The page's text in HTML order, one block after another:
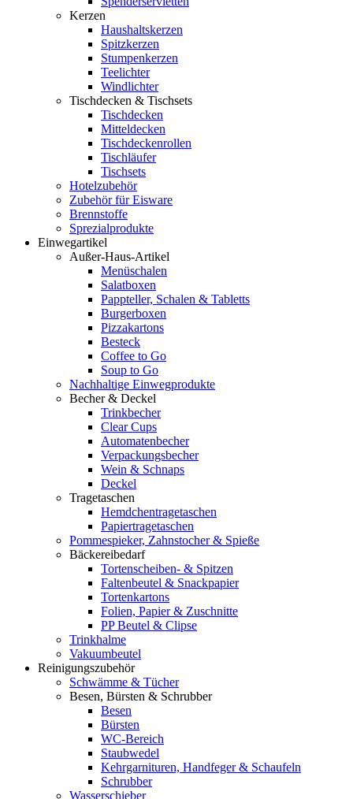
Kerzen
Haushaltskerzen
Spitzkerzen
Stumpenkerzen
Teelichter
Windlichter
Tischdecken & Tischsets
Tischdecken
Mitteldecken
Tischdeckenrollen
Tischläufer
Tischsets
Hotelzubehör
Zubehör für Eisware
Brennstoffe
Sprezialprodukte
Einwegartikel
Außer-Haus-Artikel
Menüschalen
Salatboxen
Pappteller, Schalen & Tabletts
Burgerboxen
Pizzakartons
Besteck
Coffee to Go
Soup to Go
Nachhaltige Einwegprodukte
Becher & Deckel
Trinkbecher
Clear Cups
Automatenbecher
Verpackungsbecher
Wein & Schnaps
Deckel
Tragetaschen
Hemdchentragetaschen
Papiertragetaschen
Pommespieker, Zahnstocher & Spieße
Bäckereibedarf
Tortenscheiben- & Spitzen
Faltenbeutel & Snackpapier
Tortenkartons
Folien, Papier & Zuschnitte
PP Beutel & Clipse
Trinkhalme
Vakuumbeutel
Reinigungszubehör
Schwämme & Tücher
Besen, Bürsten & Schrubber
Besen
Bürsten
WC-Bereich
Staubwedel
Kehrgarnituren, Handfeger & Schaufeln
Schrubber
Wasserschieber